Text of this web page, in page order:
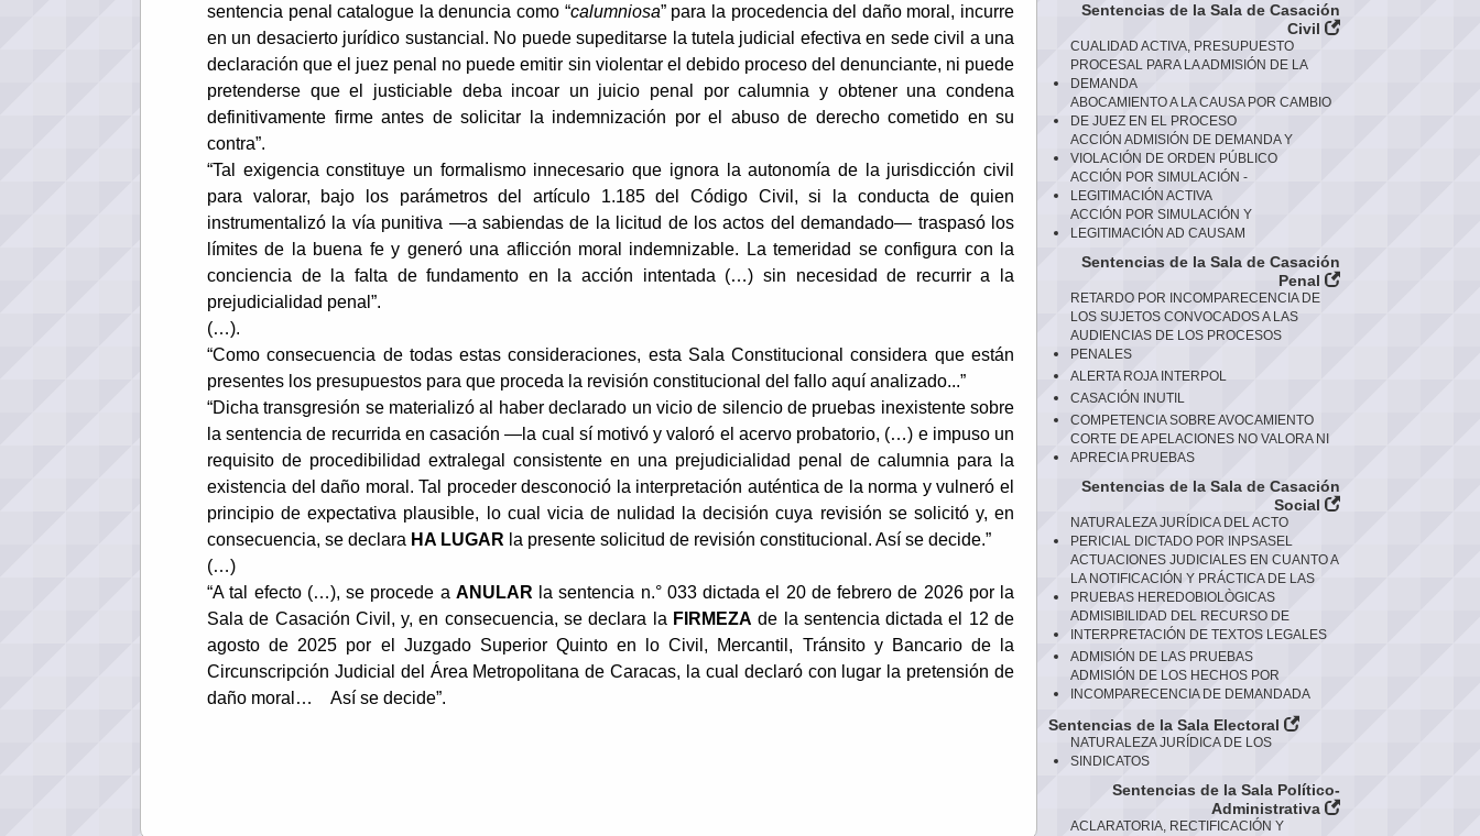
sentencia penal catalogue la denuncia como “calumniosa” para la procedencia del daño moral, incurre
en un desacierto jurídico sustancial. No puede supeditarse la tutela judicial efectiva en sede civil a una
declaración que el juez penal no puede emitir sin violentar el debido proceso del denunciante, ni puede
pretenderse que el justiciable deba incoar un juicio penal por calumnia y obtener una condena
definitivamente firme antes de solicitar la indemnización por el abuso de derecho cometido en su
contra”.
“Tal exigencia constituye un formalismo innecesario que ignora la autonomía de la jurisdicción civil
para valorar, bajo los parámetros del artículo 1.185 del Código Civil, si la conducta de quien
instrumentalizó la vía punitiva —a sabiendas de la licitud de los actos del demandado— traspasó los
límites de la buena fe y generó una aflicción moral indemnizable. La temeridad se configura con la
conciencia de la falta de fundamento en la acción intentada (…) sin necesidad de recurrir a la
prejudicialidad penal”.
(…).
“Como consecuencia de todas estas consideraciones, esta Sala Constitucional considera que están
presentes los presupuestos para que proceda la revisión constitucional del fallo aquí analizado...”
“Dicha transgresión se materializó al haber declarado un vicio de silencio de pruebas inexistente sobre
la sentencia de recurrida en casación —la cual sí motivó y valoró el acervo probatorio, (…) e impuso un
requisito de procedibilidad extralegal consistente en una prejudicialidad penal de calumnia para la
existencia del daño moral. Tal proceder desconoció la interpretación auténtica de la norma y vulneró el
principio de expectativa plausible, lo cual vicia de nulidad la decisión cuya revisión se solicitó y, en
consecuencia, se declara HA LUGAR la presente solicitud de revisión constitucional. Así se decide.”
(…)
“A tal efecto (…), se procede a ANULAR la sentencia n.° 033 dictada el 20 de febrero de 2026 por la
Sala de Casación Civil, y, en consecuencia, se declara la FIRMEZA de la sentencia dictada el 12 de
agosto de 2025 por el Juzgado Superior Quinto en lo Civil, Mercantil, Tránsito y Bancario de la
Circunscripción Judicial del Área Metropolitana de Caracas, la cual declaró con lugar la pretensión de
daño moral… Así se decide”.
Sentencias de la Sala de Casación
Civil
CUALIDAD ACTIVA, PRESUPUESTO
PROCESAL PARA LA ADMISIÓN DE LA
DEMANDA
ABOCAMIENTO A LA CAUSA POR CAMBIO
DE JUEZ EN EL PROCESO
ACCIÓN ADMISIÓN DE DEMANDA Y
VIOLACIÓN DE ORDEN PÚBLICO
ACCIÓN POR SIMULACIÓN -
LEGITIMACIÓN ACTIVA
ACCIÓN POR SIMULACIÓN Y
LEGITIMACIÓN AD CAUSAM
Sentencias de la Sala de Casación
Penal
RETARDO POR INCOMPARECENCIA DE
LOS SUJETOS CONVOCADOS A LAS
AUDIENCIAS DE LOS PROCESOS
PENALES
ALERTA ROJA INTERPOL
CASACIÓN INUTIL
COMPETENCIA SOBRE AVOCAMIENTO
CORTE DE APELACIONES NO VALORA NI
APRECIA PRUEBAS
Sentencias de la Sala de Casación
Social
NATURALEZA JURÍDICA DEL ACTO
PERICIAL DICTADO POR INPSASEL
ACTUACIONES JUDICIALES EN CUANTO A
LA NOTIFICACIÓN Y PRÁCTICA DE LAS
PRUEBAS HEREDOBIOLÒGICAS
ADMISIBILIDAD DEL RECURSO DE
INTERPRETACIÓN DE TEXTOS LEGALES
ADMISIÓN DE LAS PRUEBAS
ADMISIÓN DE LOS HECHOS POR
INCOMPARECENCIA DE DEMANDADA
Sentencias de la Sala Electoral
NATURALEZA JURÍDICA DE LOS
SINDICATOS
Sentencias de la Sala Político-
Administrativa
ACLARATORIA, RECTIFICACIÓN Y